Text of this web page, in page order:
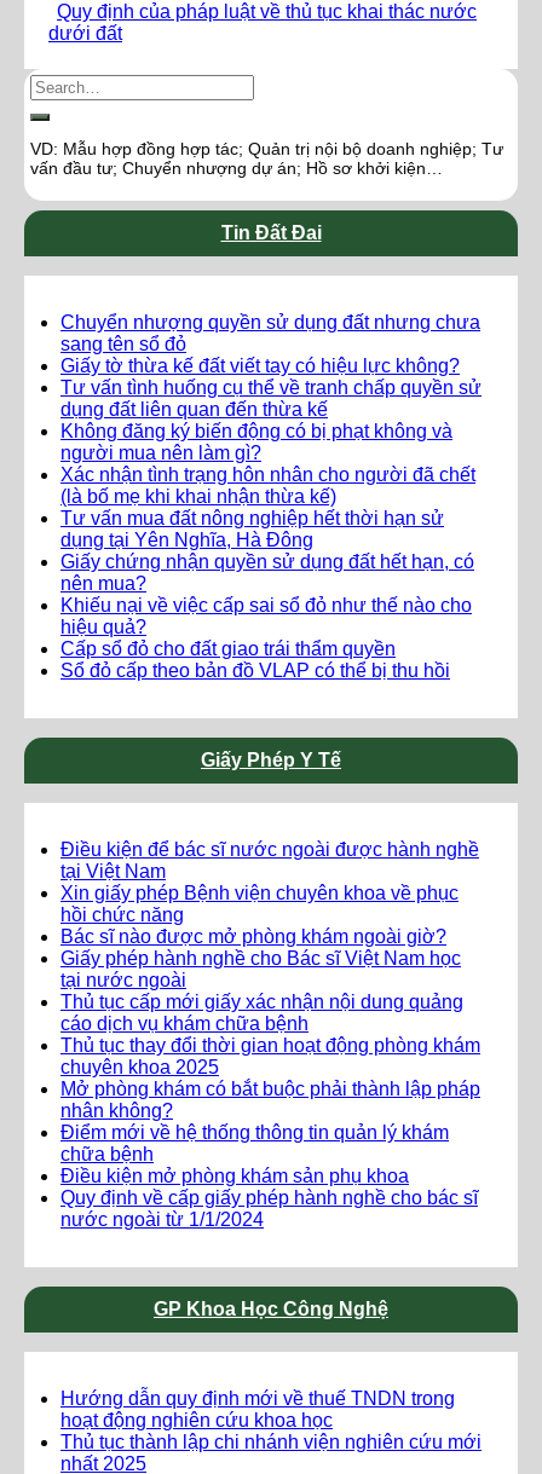
Quy định của pháp luật về thủ tục khai thác nước
dưới đất
VD: Mẫu hợp đồng hợp tác; Quản trị nội bộ doanh nghiệp; Tư
vấn đầu tư; Chuyển nhượng dự án; Hồ sơ khởi kiện…
Tin Đất Đai
Chuyển nhượng quyền sử dụng đất nhưng chưa
sang tên sổ đỏ
Giấy tờ thừa kế đất viết tay có hiệu lực không?
Tư vấn tình huống cụ thể về tranh chấp quyền sử
dụng đất liên quan đến thừa kế
Không đăng ký biến động có bị phạt không và
người mua nên làm gì?
Xác nhận tình trạng hôn nhân cho người đã chết
(là bố mẹ khi khai nhận thừa kế)
Tư vấn mua đất nông nghiệp hết thời hạn sử
dụng tại Yên Nghĩa, Hà Đông
Giấy chứng nhận quyền sử dụng đất hết hạn, có
nên mua?
Khiếu nại về việc cấp sai sổ đỏ như thế nào cho
hiệu quả?
Cấp sổ đỏ cho đất giao trái thẩm quyền
Sổ đỏ cấp theo bản đồ VLAP có thể bị thu hồi
Giấy Phép Y Tế
Điều kiện để bác sĩ nước ngoài được hành nghề
tại Việt Nam
Xin giấy phép Bệnh viện chuyên khoa về phục
hồi chức năng
Bác sĩ nào được mở phòng khám ngoài giờ?
Giấy phép hành nghề cho Bác sĩ Việt Nam học
tại nước ngoài
Thủ tục cấp mới giấy xác nhận nội dung quảng
cáo dịch vụ khám chữa bệnh
Thủ tục thay đổi thời gian hoạt động phòng khám
chuyên khoa 2025
Mở phòng khám có bắt buộc phải thành lập pháp
nhân không?
Điểm mới về hệ thống thông tin quản lý khám
chữa bệnh
Điều kiện mở phòng khám sản phụ khoa
Quy định về cấp giấy phép hành nghề cho bác sĩ
nước ngoài từ 1/1/2024
GP Khoa Học Công Nghệ
Hướng dẫn quy định mới về thuế TNDN trong
hoạt động nghiên cứu khoa học
Thủ tục thành lập chi nhánh viện nghiên cứu mới
nhất 2025